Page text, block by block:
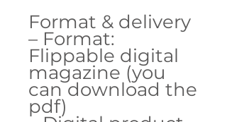
Format & delivery
– Format:
Flippable digital
magazine (you
can download the
pdf)